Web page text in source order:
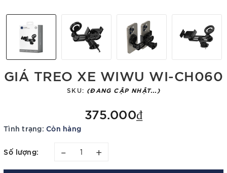
GIÁ TREO XE WIWU WI-CH060
SKU: (ĐANG CẬP NHẬT...)
375.000₫
Tình trạng: Còn hàng
Số lượng: – +